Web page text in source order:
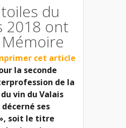
du
2018 ont
cet article
la seconde
de la
vin du Valais
décerné ses
soit le titre